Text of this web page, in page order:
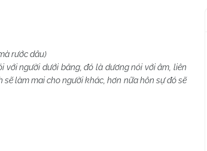
rước dâu)
với người dưới băng, đó là dương nói với âm, liên
làm mai cho người khác, hơn nữa hôn sự đó sẽ